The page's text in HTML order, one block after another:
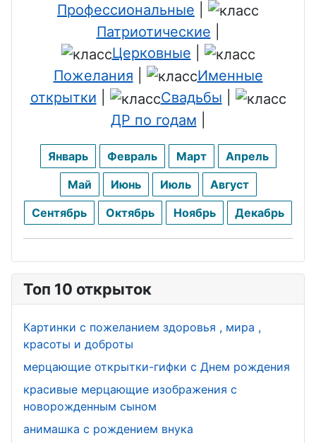
Профессиональные
Патриотические
Церковные
Пожелания
Именные
открытки
Свадьбы
ДР по годам
Январь Февраль Март
Апрель
Май
Июнь Июль
Август
Сентябрь
Октябрь Ноябрь Декабрь
Топ 10 открыток
Картинки с пожеланием здоровья , мира ,
красоты и доброты
мерцающие открытки-гифки с Днем рождения
красивые мерцающие изображения с
новорожденным сыном
анимашка с рождением внука